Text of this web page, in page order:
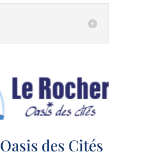
Oasis des Cités